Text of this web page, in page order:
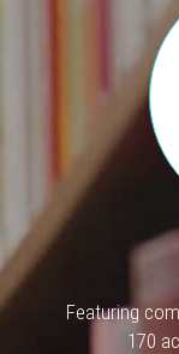
Featuring
170